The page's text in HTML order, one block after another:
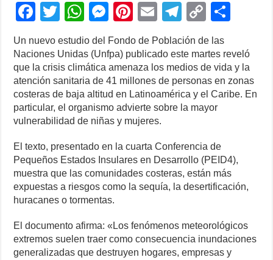
F
c
e
b
o
o
k
T
wi
tt
er
W
at
s
A
p
p
M
e
ss
e
n
g
er
Pi
nt
er
e
st
E
m
ail
T
el
e
gr
a
m
C
o
p
y
Li
n
ar
e
Un nuevo estudio del Fondo de Población de las
Naciones Unidas (Unfpa) publicado este martes reveló
que la crisis climática amenaza los medios de vida y la
atención sanitaria de 41 millones de personas en zonas
costeras de baja altitud en Latinoamérica y el Caribe. En
particular, el organismo advierte sobre la mayor
vulnerabilidad de niñas y mujeres.
El texto, presentado en la cuarta Conferencia de
Pequeños Estados Insulares en Desarrollo (PEID4),
muestra que las comunidades costeras, están más
expuestas a riesgos como la sequía, la desertificación,
huracanes o tormentas.
El documento afirma: «Los fenómenos meteorológicos
extremos suelen traer como consecuencia inundaciones
generalizadas que destruyen hogares, empresas y